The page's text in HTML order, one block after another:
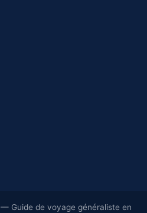
— Guide de voyage généraliste en